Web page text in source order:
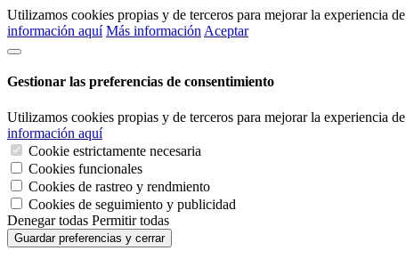
Utilizamos cookies propias y de terceros para mejorar la experiencia
información aquí Más información Aceptar
Gestionar las preferencias de consentimiento
Utilizamos cookies propias y de terceros para mejorar la experiencia
información aquí
Cookie estrictamente necesaria
Cookies funcionales
Cookies de rastreo y rendmiento
Cookies de seguimiento y publicidad
Denegar todas Permitir todas
Guardar preferencias y cerrar